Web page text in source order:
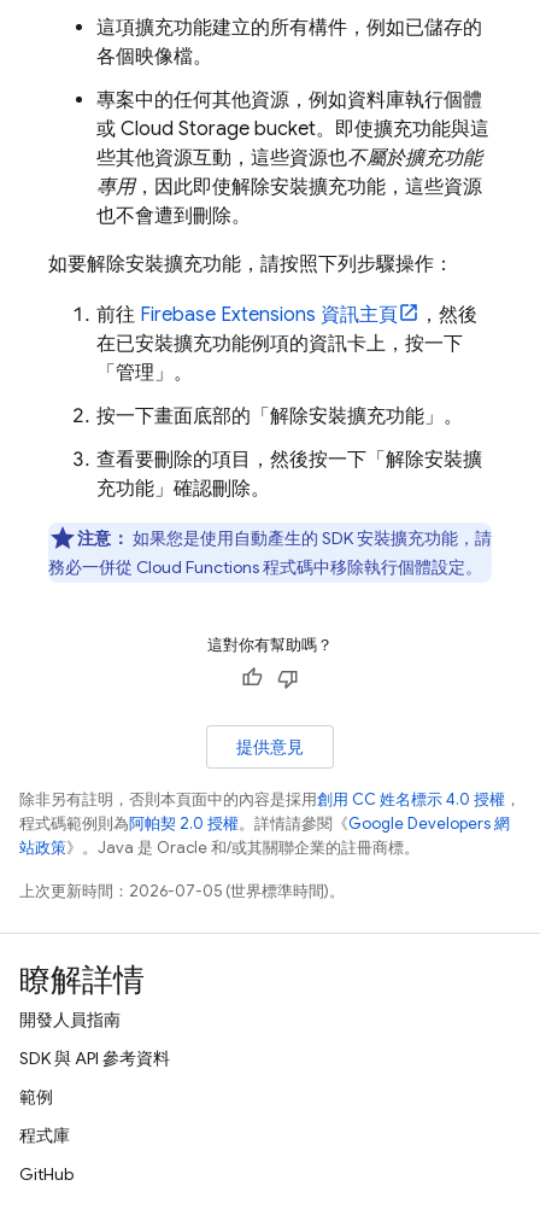
這項擴充功能建立的所有構件，例如已儲存的
各個映像檔。
專案中的任何其他資源，例如資料庫執行個體
或 Cloud Storage bucket。即使擴充功能與這
些其他資源互動，這些資源也不屬於擴充功能
專用，因此即使解除安裝擴充功能，這些資源
也不會遭到刪除。
如要解除安裝擴充功能，請按照下列步驟操作：
前往 Firebase Extensions 資訊主頁
，然後
在已安裝擴充功能例項的資訊卡上，按一下
「管理」 。
按一下畫面底部的「解除安裝擴充功能」 。
查看要刪除的項目，然後按一下「解除安裝擴
充功能」 確認刪除。
注意： 如果您是使用自動產生的 SDK 安裝擴充功能，請
務必一併從 Cloud Functions 程式碼中移除執行個體設定。
這對你有幫助嗎？
提供意見
除非另有註明，否則本頁面中的內容是採用創用 CC 姓名標示 4.0 授權 ，
程式碼範例則為阿帕契 2.0 授權。詳情請參閱《Google Developers 網
站政策》。Java 是 Oracle 和/或其關聯企業的註冊商標。
上次更新時間：2026-07-05 (世界標準時間)。
瞭解詳情
開發人員指南
SDK 與 API 參考資料
範例
程式庫
GitHub